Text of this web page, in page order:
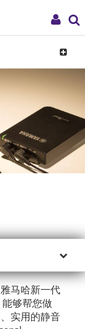
My
Toggle
马哈新一代
够帮您做
实用的静音